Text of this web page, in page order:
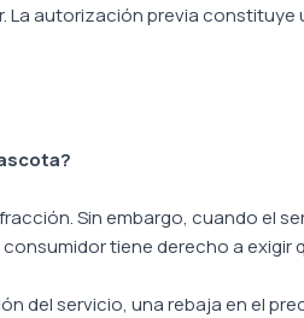
autorización previa
Sin embargo, cuando el
tiene derecho a
del servicio, una rebaja en el